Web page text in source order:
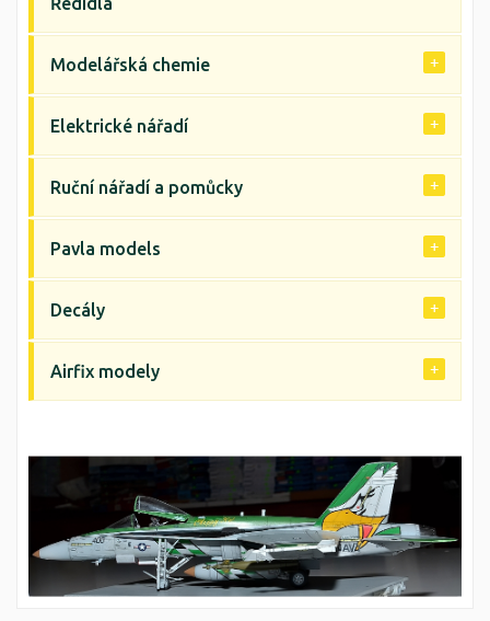
Modelářská chemie
Elektrické nářadí
Ruční nářadí a pomůcky
Pavla models
Decály
Airfix modely